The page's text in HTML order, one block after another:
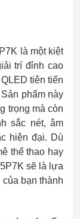
là một kiệt
trí đỉnh cao
tiên tiến
phẩm này
trọng mà còn
sắc nét, âm
hiện đại. Dù
thể thao hay
sẽ là lựa
bạn thành